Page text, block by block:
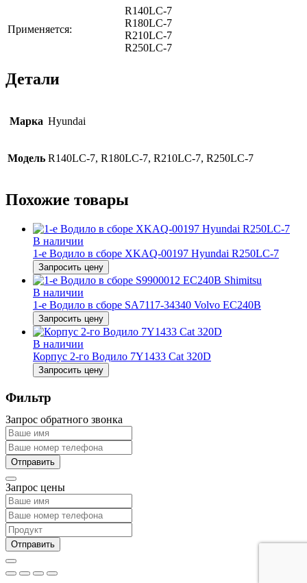
Применяется:
R140LC-7
R180LC-7
R210LC-7
R250LC-7
Детали
Марка Hyundai
Модель R140LC-7, R180LC-7, R210LC-7, R250LC-7
Похожие товары
В наличии
1-e Водило в сборе XKAQ-00197 Hyundai R250LC-7
Запросить цену
В наличии
1-е Водило в сборе SA7117-34340 Volvo EC240B
Запросить цену
В наличии
Корпус 2-го Водило 7Y1433 Cat 320D
Запросить цену
Фильтр
Запрос обратного звонка
Запрос цены